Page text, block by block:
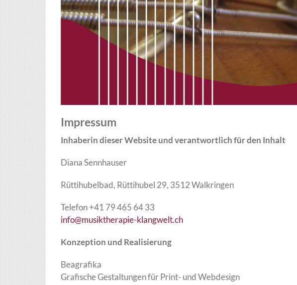
Impressum
Inhaberin dieser Website und verantwortlich für den Inhalt
Diana Sennhauser
Rüttihubelbad, Rüttihubel 29, 3512 Walkringen
Telefon +41 79 465 64 33
info@musiktherapie-klangwelt.ch
Konzeption und Realisierung
Beagrafika
Grafische Gestaltungen für Print- und Webdesign